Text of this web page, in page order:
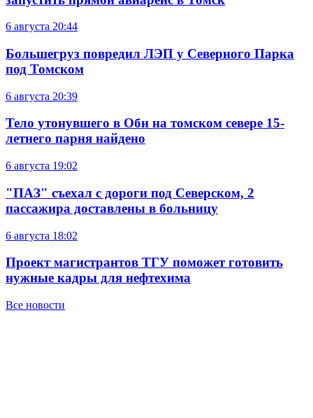
6 августа 20:44
Большегруз повредил ЛЭП у Северного Парка
под Томском
6 августа 20:39
Тело утонувшего в Оби на томском севере 15-
летнего парня найдено
6 августа 19:02
"ПАЗ" съехал с дороги под Северском, 2
пассажира доставлены в больницу
6 августа 18:02
Проект магистрантов ТГУ поможет готовить
нужные кадры для нефтехима
Все новости